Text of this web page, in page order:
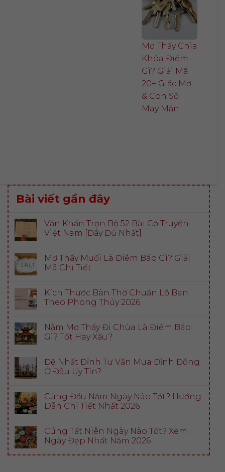
Mơ Thấy Chìa
Khóa Điềm
Gì? Giải Mã
20+ Giấc Mơ
& Con Số
May Mắn
Bài viết gần đây
Văn Khấn Trọn Bộ 52 Bài Cổ Truyền
Việt Nam [Đầy Đủ Nhất]
Mơ Thấy Muối Là Điềm Báo Gì? Giải
Mã Chi Tiết
Kích Thước Bàn Thờ Chuẩn Lỗ Ban
Theo Phong Thủy 2026
Nằm Mơ Thấy Đi Chùa Là Điềm Báo
Gì? Tốt Hay Xấu?
Đệ Nhất Đỉnh Tư Vấn Mua Đỉnh Đồng
Ở Đâu Uy Tín?
Cúng Đầu Năm Ngày Nào Tốt? Hướng
Dẫn Chi Tiết Nhất 2026
Cúng Tất Niên Ngày Nào Tốt? Xem
Ngày Đẹp Nhất Năm 2026